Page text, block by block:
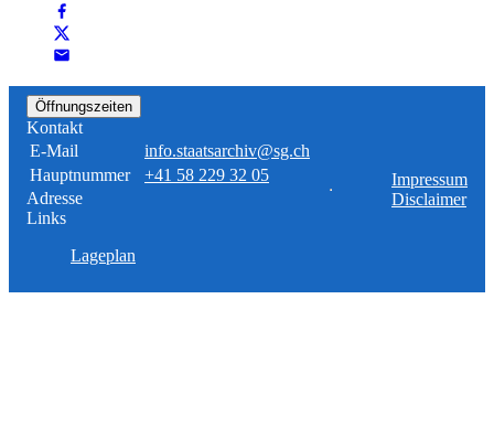
Öffnungszeiten
Kontakt
E-Mail
info.staatsarchiv@sg.ch
Hauptnummer
+41 58 229 32 05
Adresse
Links
Lageplan
Impressum
Disclaimer